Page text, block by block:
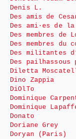
Denis L.
Des amis de
Des ami·es de
Des membres
Des membres du
Des militantes
Des pailhassous
Diletta
Dino Zappia
DiOlTo
Dominique
Dominique
Donato
Doriane Grey
Doryan (Paris)